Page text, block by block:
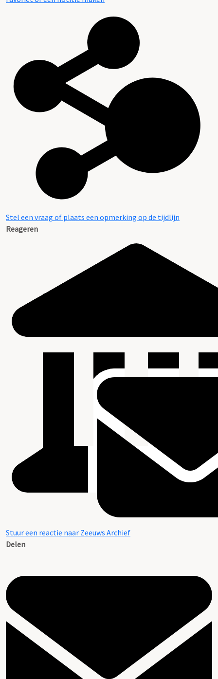
Stel een vraag of plaats een opmerking op de tijdlijn
Reageren
Stuur een reactie naar Zeeuws Archief
Delen